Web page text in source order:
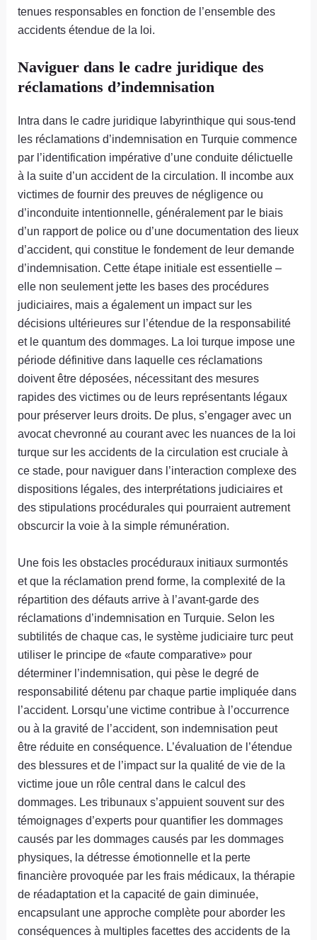
tenues responsables en fonction de l’ensemble des
accidents étendue de la loi.
Naviguer dans le cadre juridique des
réclamations d’indemnisation
Intra dans le cadre juridique labyrinthique qui sous-tend
les réclamations d’indemnisation en Turquie commence
par l’identification impérative d’une conduite délictuelle
à la suite d’un accident de la circulation. Il incombe aux
victimes de fournir des preuves de négligence ou
d’inconduite intentionnelle, généralement par le biais
d’un rapport de police ou d’une documentation des lieux
d’accident, qui constitue le fondement de leur demande
d’indemnisation. Cette étape initiale est essentielle –
elle non seulement jette les bases des procédures
judiciaires, mais a également un impact sur les
décisions ultérieures sur l’étendue de la responsabilité
et le quantum des dommages. La loi turque impose une
période définitive dans laquelle ces réclamations
doivent être déposées, nécessitant des mesures
rapides des victimes ou de leurs représentants légaux
pour préserver leurs droits. De plus, s’engager avec un
avocat chevronné au courant avec les nuances de la loi
turque sur les accidents de la circulation est cruciale à
ce stade, pour naviguer dans l’interaction complexe des
dispositions légales, des interprétations judiciaires et
des stipulations procédurales qui pourraient autrement
obscurcir la voie à la simple rémunération.
Une fois les obstacles procéduraux initiaux surmontés
et que la réclamation prend forme, la complexité de la
répartition des défauts arrive à l’avant-garde des
réclamations d’indemnisation en Turquie. Selon les
subtilités de chaque cas, le système judiciaire turc peut
utiliser le principe de «faute comparative» pour
déterminer l’indemnisation, qui pèse le degré de
responsabilité détenu par chaque partie impliquée dans
l’accident. Lorsqu’une victime contribue à l’occurrence
ou à la gravité de l’accident, son indemnisation peut
être réduite en conséquence. L’évaluation de l’étendue
des blessures et de l’impact sur la qualité de vie de la
victime joue un rôle central dans le calcul des
dommages. Les tribunaux s’appuient souvent sur des
témoignages d’experts pour quantifier les dommages
causés par les dommages causés par les dommages
physiques, la détresse émotionnelle et la perte
financière provoquée par les frais médicaux, la thérapie
de réadaptation et la capacité de gain diminuée,
encapsulant une approche complète pour aborder les
conséquences à multiples facettes des accidents de la